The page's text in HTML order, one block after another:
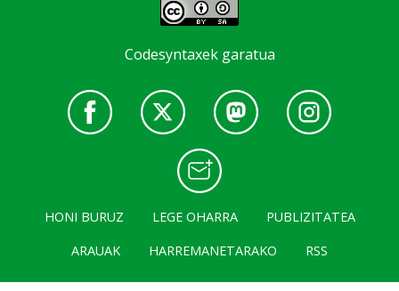
Codesyntaxek garatua
HONI BURUZ LEGE OHARRA
PUBLIZITATEA
ARAUAK
HARREMANETARAKO RSS